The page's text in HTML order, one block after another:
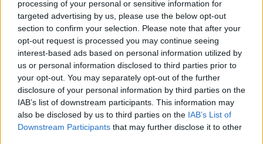
processing of your personal or sensitive information for
targeted advertising by us, please use the below opt-out
section to confirm your selection. Please note that after your
opt-out request is processed you may continue seeing
interest-based ads based on personal information utilized by
us or personal information disclosed to third parties prior to
your opt-out. You may separately opt-out of the further
disclosure of your personal information by third parties on the
IAB’s list of downstream participants. This information may
also be disclosed by us to third parties on the IAB’s List of
Downstream Participants that may further disclose it to other